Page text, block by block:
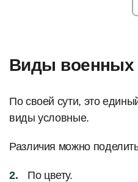
Виды военных
По своей сути, это
виды условные.
Различия можно
По цвету.